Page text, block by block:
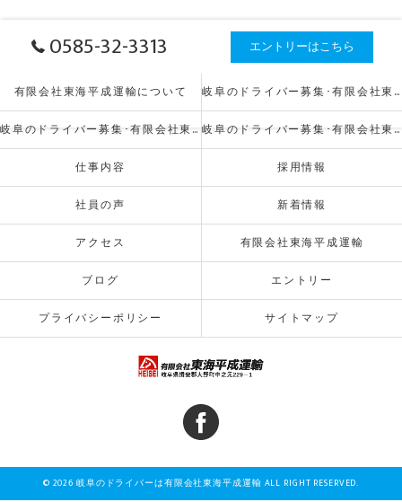
0585-32-3313 エントリーはこちら
有限会社東海平成運輸について 岐阜のドライバー募集･有限会社東海平成運輸の口コミ情報
岐阜のドライバー募集･有限会社東海平成運輸の評判 岐阜のドライバー募集･有限会社東海平成運輸のお客様の声
仕事内容 採用情報
社員の声 新着情報
アクセス 有限会社東海平成運輸
ブログ エントリー
プライバシーポリシー サイトマップ
© 2026 岐阜のドライバーは有限会社東海平成運輸 ALL RIGHT RESERVED.